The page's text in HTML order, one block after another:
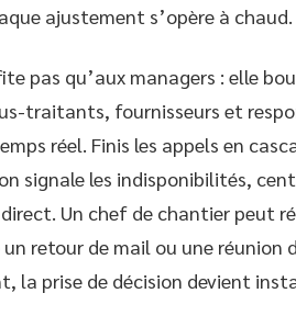
ajustement s’opère à chaud.
pas qu’aux managers : elle
traitants, fournisseurs et
réel. Finis les appels en
signale les indisponibilités,
Un chef de chantier peut
retour de mail ou une réunion
la prise de décision devient